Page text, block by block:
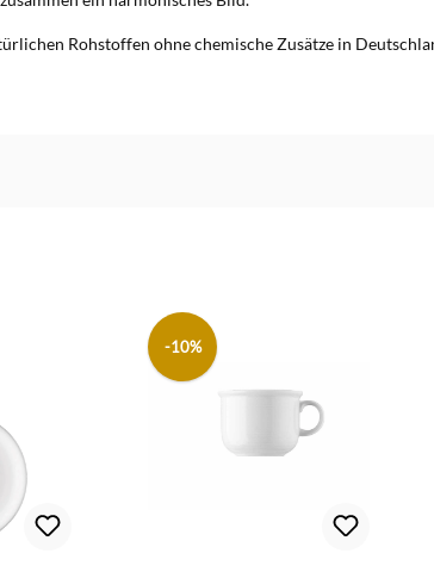
Rohstoffen ohne chemische Zusätze in
-10%